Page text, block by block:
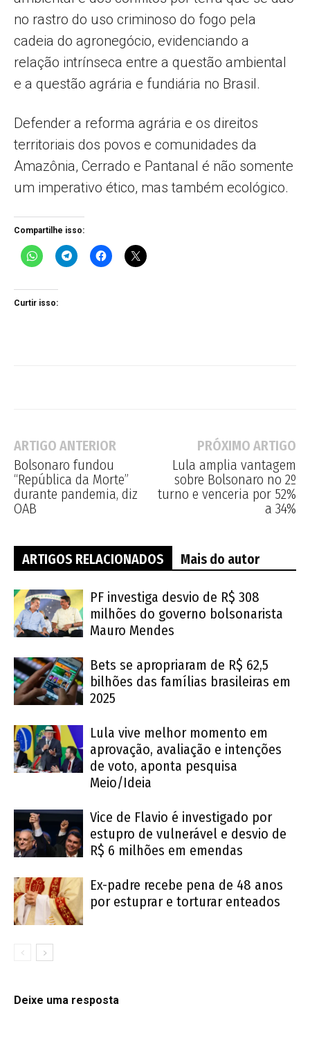
no rastro do uso criminoso do fogo pela
cadeia do agronegócio, evidenciando a
relação intrínseca entre a questão ambiental
e a questão agrária e fundiária no Brasil.
Defender a reforma agrária e os direitos
territoriais dos povos e comunidades da
Amazônia, Cerrado e Pantanal é não somente
um imperativo ético, mas também ecológico.
Compartilhe isso:
Curtir isso:
ARTIGO ANTERIOR
Bolsonaro fundou
“República da Morte”
durante pandemia, diz
OAB
PRÓXIMO ARTIGO
Lula amplia vantagem
sobre Bolsonaro no 2º
turno e venceria por 52%
a 34%
ARTIGOS RELACIONADOS Mais do autor
PF investiga desvio de R$ 308
milhões do governo bolsonarista
Mauro Mendes
Bets se apropriaram de R$ 62,5
bilhões das famílias brasileiras em
2025
Lula vive melhor momento em
aprovação, avaliação e intenções
de voto, aponta pesquisa
Meio/Ideia
Vice de Flavio é investigado por
estupro de vulnerável e desvio de
R$ 6 milhões em emendas
Ex-padre recebe pena de 48 anos
por estuprar e torturar enteados
Deixe uma resposta